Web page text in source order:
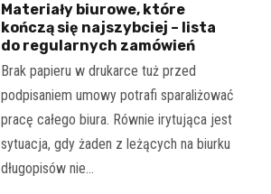
Materiały biurowe, które
kończą się najszybciej – lista
do regularnych zamówień
Brak papieru w drukarce tuż przed
podpisaniem umowy potrafi sparaliżować
pracę całego biura. Równie irytująca jest
sytuacja, gdy żaden z leżących na biurku
długopisów nie…